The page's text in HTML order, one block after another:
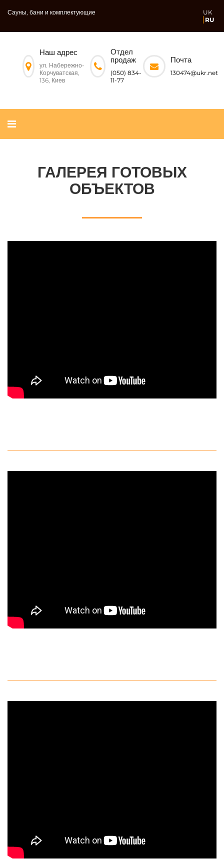
Сауны, бани и комплектующие
UK
RU
Наш адрес
ул. Набережно-
Корчуватская,
136, Киев
Отдел
продаж
(050) 834-
11-77
Почта
130474@ukr.net
ГАЛЕРЕЯ ГОТОВЫХ
ОБЪЕКТОВ